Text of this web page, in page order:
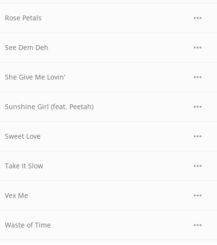
Rose Petals
See Dem Deh
She Give Me Lovin'
Sunshine Girl (feat. Peetah)
Sweet Love
Take It Slow
Vex Me
Waste of Time